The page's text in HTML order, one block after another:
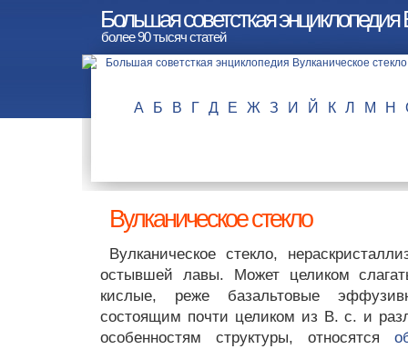
Большая советсткая энциклопедия
более 90 тысяч статей
А Б В Г Д Е Ж З И Й К Л М Н
Вулканическое стекло
Вулканическое стекло,
остывшей лавы. Может целиком
кислые, реже базальтовые
состоящим почти целиком из В. с. и
особенностям структуры, относятся